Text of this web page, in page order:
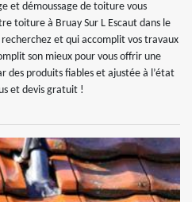
et démoussage de toiture vous
toiture à Bruay Sur L Escaut dans le
recherchez et qui accomplit vos travaux
son mieux pour vous offrir une
produits fiables et ajustée à l’état
et devis gratuit !